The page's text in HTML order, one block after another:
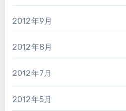
2012年9月
2012年8月
2012年7月
2012年5月